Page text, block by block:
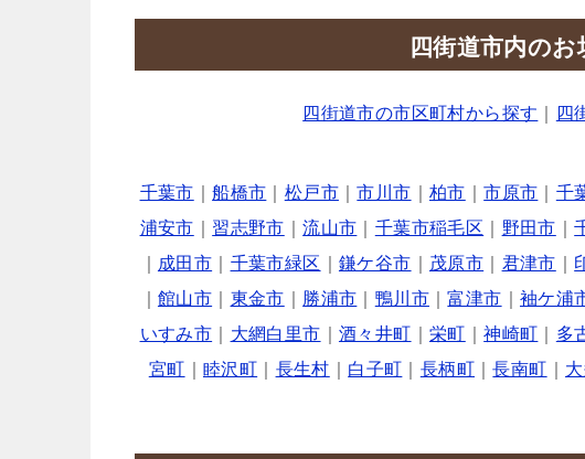
四街道市内の
四街道市の市区町村から探す 四
千葉市 ｜船橋市 松戸市｜市川市 柏市 ｜市原市 千
浦安市
習志野市 ｜流山市 千葉市稲毛区 野田市 ｜
成田市 千葉市緑区 鎌ケ谷市 茂原市 君津市
館山市 東金市 勝浦市 鴨川市｜富津市 袖ケ浦
いすみ市
大網白里市 酒々井町 栄町 ｜神崎町 多
宮町
睦沢町 長生村 白子町 長柄町 ｜長南町